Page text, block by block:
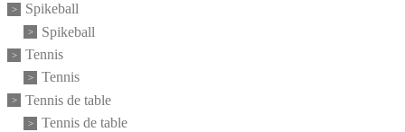
Spikeball
Spikeball
Tennis
Tennis
Tennis de table
Tennis de table